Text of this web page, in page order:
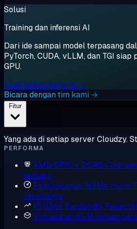
Solusi
Training dan inferensi AI
Dari ide sampai model terpasang
PyTorch, CUDA, vLLM, dan TGI
GPU.
Lihat beban kerja AI →
Bicara dengan tim kami →
Fitur
Yang ada di setiap server Cloudzy.
PERFORMA
AMD EPYC + DDR5 Core
terbaru
Penyimpanan NVMe murni
selamanya
10 Gbps Bandwidth Paket
Virtualisasi KVM Isolasi